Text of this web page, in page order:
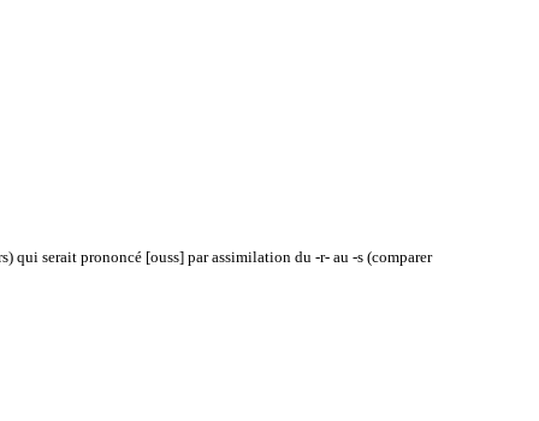
qui serait prononcé [ouss] par assimilation du -r- au -s (comparer